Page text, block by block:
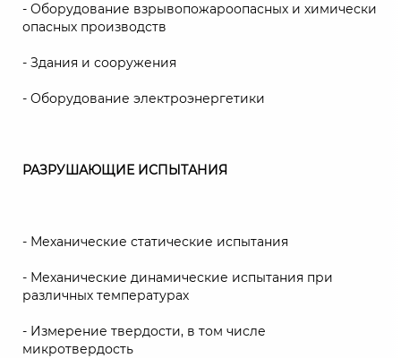
- Оборудование взрывопожароопасных и химически
опасных производств
- Здания и сооружения
- Оборудование электроэнергетики
РАЗРУШАЮЩИЕ ИСПЫТАНИЯ
- Механические статические испытания
- Механические динамические испытания при
различных температурах
- Измерение твердости, в том числе
микротвердость